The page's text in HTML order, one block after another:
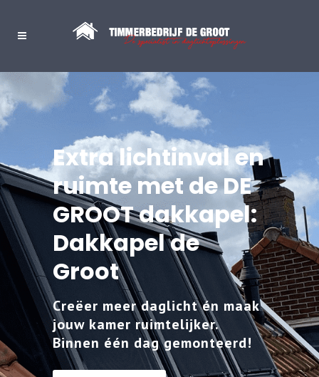
Extra lichtinval en
ruimte met de DE
GROOT dakkapel:
Dakkapel de
Groot
Creëer meer daglicht én maak
jouw kamer ruimtelijker.
Binnen één dag gemonteerd!